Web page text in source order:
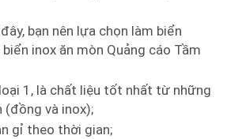
bạn nên lựa chọn làm biển
inox ăn mòn Quảng cáo Tầm
1, là chất liệu tốt nhất từ những
(đồng và inox);
gỉ theo thời gian;